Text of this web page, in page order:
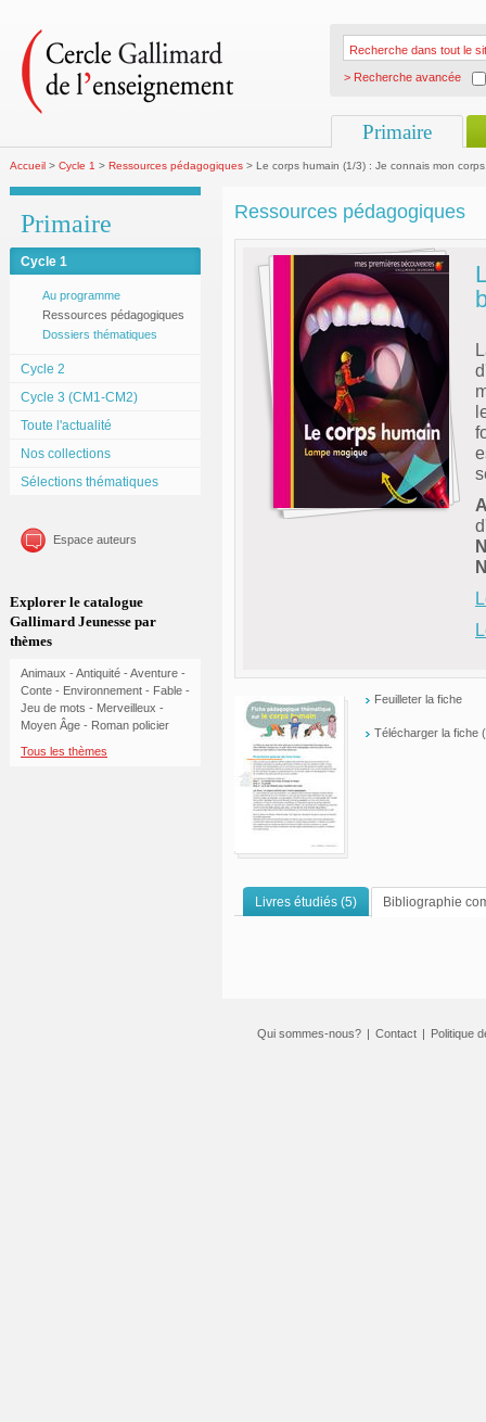
> Recherche avancée
Primaire
Accueil > Cycle 1 > Ressources pédagogiques > Le corps humain (1/3) : Je connais mon
Primaire
Cycle 1
Au programme
Ressources pédagogiques
Dossiers thématiques
Cycle 2
Cycle 3 (CM1-CM2)
Toute l'actualité
Nos collections
Sélections thématiques
Espace auteurs
Explorer le catalogue
Gallimard Jeunesse par
thèmes
Animaux -Antiquité -Aventure -
Conte - Environnement - Fable -
Jeu de mots - Merveilleux -
Moyen Âge - Roman policier
Tous les thèmes
Ressources pédagogiques
Feuilleter la fiche
Télécharger la fiche
Livres étudiés (5) Bibliographie
Qui sommes-nous? | Contact | Politique